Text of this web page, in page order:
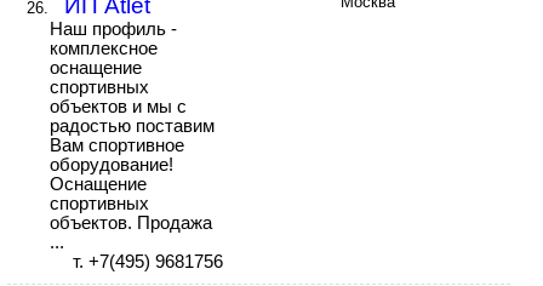
26. ИП Atlet
Наш профиль -
комплексное
оснащение
спортивных
объектов и мы с
радостью поставим
Вам спортивное
оборудование!
Оснащение
спортивных
объектов. Продажа
...
т. +7(495) 9681756